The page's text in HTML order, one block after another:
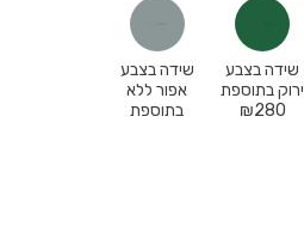
שידה בצבע
ירוק בתוספת
₪280
שידה בצבע
אפור ללא
בתוספת